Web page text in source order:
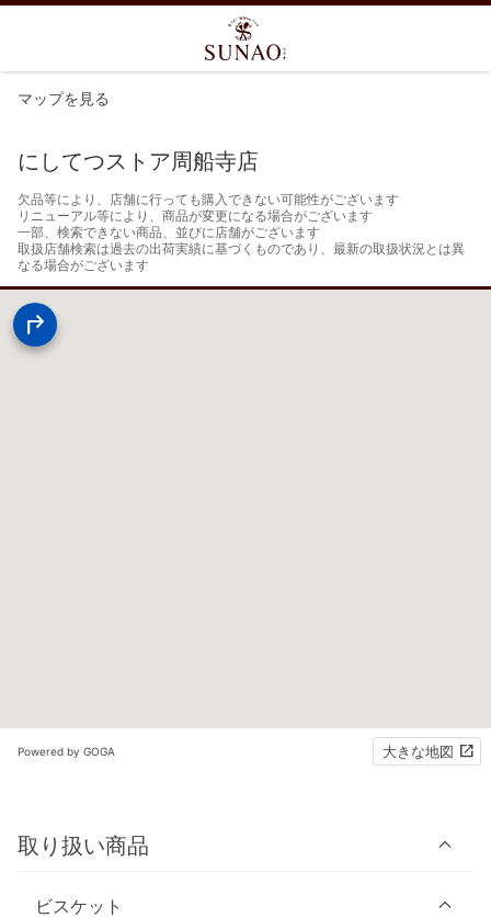
マップを見る
にしてつストア周船寺店
欠品等により、店舗に行っても購入できない可能性がございます
リニューアル等により、商品が変更になる場合がございます
一部、検索できない商品、並びに店舗がございます
取扱店舗検索は過去の出荷実績に基づくものであり、最新の取扱状況とは異
なる場合がございます
Powered by GOGA 大きな地図
取り扱い商品
ビスケット